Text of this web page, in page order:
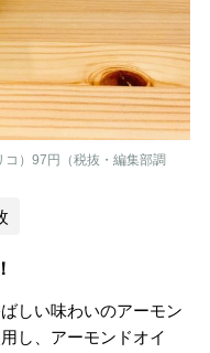
コ）97円（税抜・編集部調
しい味わいのアーモン
し、アーモンドオイ